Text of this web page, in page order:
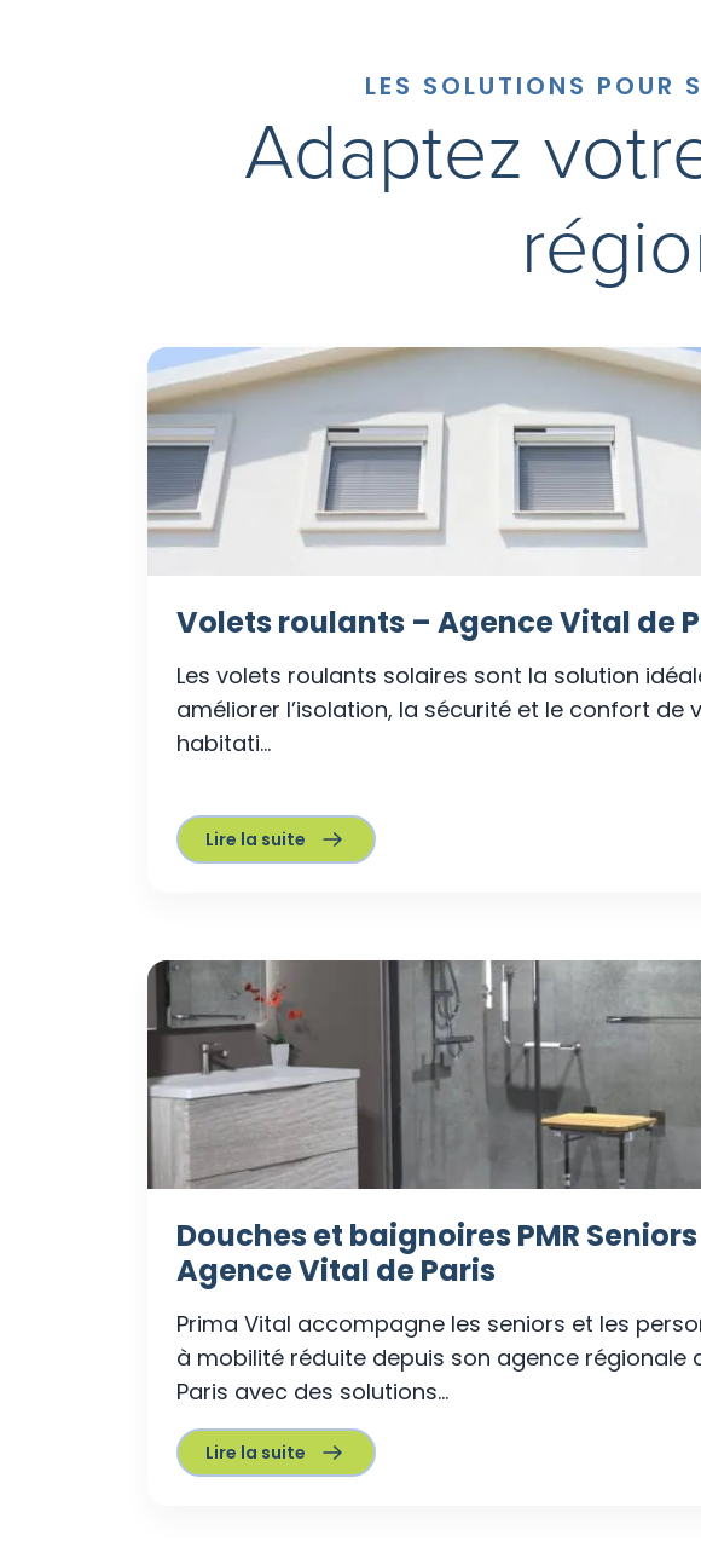
LES SOLUTIONS POUR
Adaptez
Volets roulants – Agence Vital de
Les volets roulants solaires sont la solution
améliorer l’isolation, la sécurité et le confort de
habitati...
Lire la suite
Douches et baignoires PMR
Agence Vital de Paris
Prima Vital accompagne les seniors et les
à mobilité réduite depuis son agence régionale
Paris avec des solutions...
Lire la suite